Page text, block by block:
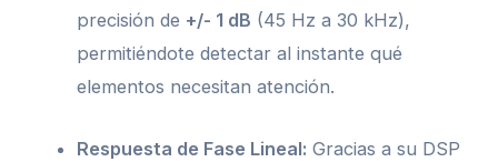
precisión de +/- 1 dB (45 Hz a 30 kHz),
permitiéndote detectar al instante qué
elementos necesitan atención.
Respuesta de Fase Lineal: Gracias a su DSP